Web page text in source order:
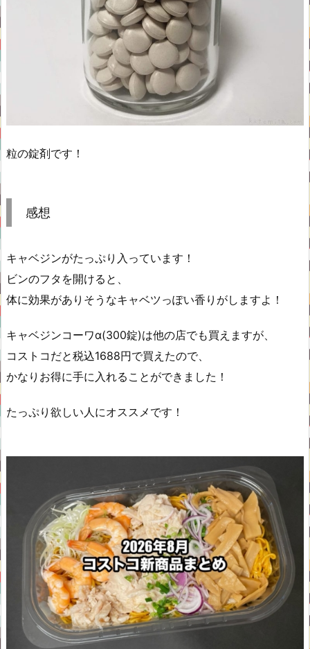
粒の錠剤です！
感想
キャベジンがたっぷり入っています！
ビンのフタを開けると、
体に効果がありそうなキャベツっぽい香りがしますよ！
キャベジンコーワα(300錠)は他の店でも買えますが、
コストコだと税込1688円で買えたので、
かなりお得に手に入れることができました！
たっぷり欲しい人にオススメです！